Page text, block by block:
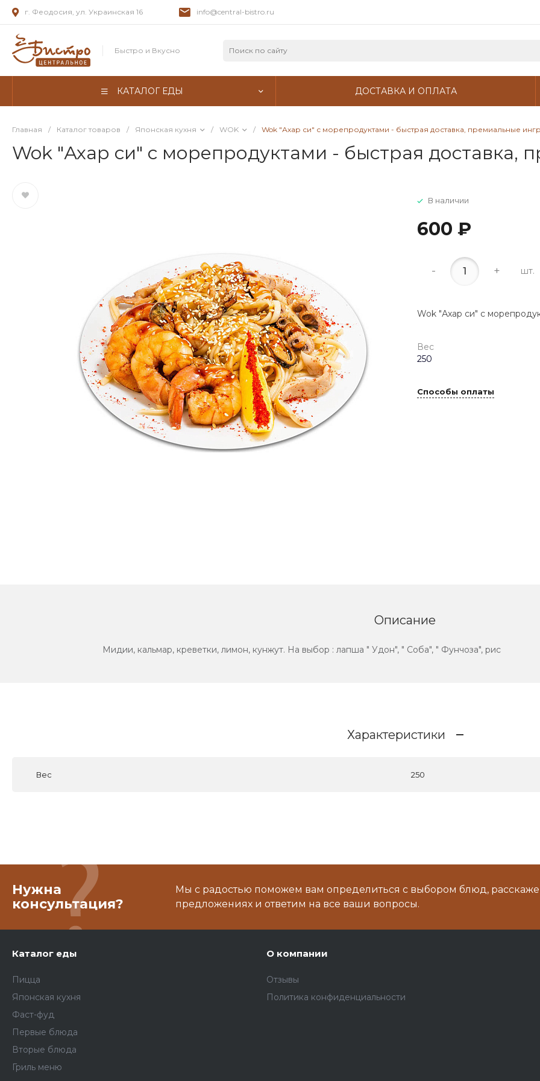
г. Феодосия, ул. Украинская 16 info@central-bistro.ru
Быстро и Вкусно
КАТАЛОГ ЕДЫ ДОСТАВКА И ОПЛАТА
Главная / Каталог товаров / Японская кухня / WOK / Wok "Ахар си" с морепродуктами - быстрая доставка, премиальные
Wok "Ахар си" с морепродуктами - быстрая доставка,
В наличии
600 ₽
- + шт.
Wok "Ахар си" с
Вес
250
Способы оплаты
Описание
Мидии, кальмар, креветки, лимон, кунжут. На выбор : лапша " Удон", " Соба", " Фунчоза", рис
Характеристики
Вес 250
Нужна
консультация?
Мы с радостью поможем вам определиться с выбором блюд,
предложениях и ответим на все ваши вопросы.
Каталог еды
Пицца
Японская кухня
Фаст-фуд
Первые блюда
Вторые блюда
Гриль меню
О компании
Отзывы
Политика конфиденциальности